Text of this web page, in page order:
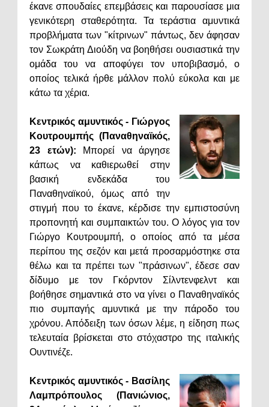
έκανε σπουδαίες επεμβάσεις και παρουσίασε μια
γενικότερη σταθερότητα. Τα τεράστια αμυντικά
προβλήματα των "κίτρινων" πάντως, δεν άφησαν
τον Σωκράτη Διούδη να βοηθήσει ουσιαστικά την
ομάδα του να αποφύγει τον υποβιβασμό, ο
οποίος τελικά ήρθε μάλλον πολύ εύκολα και με
κάτω τα χέρια.
Κεντρικός αμυντικός - Γιώργος
Κουτρουμπής (Παναθηναϊκός,
23 ετών):
Μπορεί να άργησε
κάπως να καθιερωθεί στην
βασική ενδεκάδα του
Παναθηναϊκού, όμως από την
στιγμή που το έκανε, κέρδισε την εμπιστοσύνη
προπονητή και συμπαικτών του. Ο λόγος για τον
Γιώργο Κουτρουμπή, ο οποίος από τα μέσα
περίπου της σεζόν και μετά προσαρμόστηκε στα
θέλω και τα πρέπει των "πράσινων", έδεσε σαν
δίδυμο με τον Γκόρντον Σίλντενφελντ και
βοήθησε σημαντικά στο να γίνει ο Παναθηναϊκός
πιο συμπαγής αμυντικά με την πάροδο του
χρόνου. Απόδειξη των όσων λέμε, η είδηση πως
τελευταία βρίσκεται στο στόχαστρο της ιταλικής
Ουντινέζε.
Κεντρικός αμυντικός - Βασίλης
Λαμπρόπουλος (Πανιώνιος,